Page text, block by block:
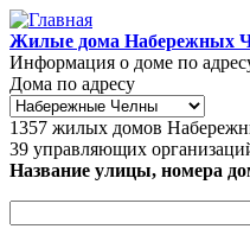
Перейти к основному
Жилые дома Набережных
Информация о доме по
Дома по адресу
1357 жилых домов
39 управляющих
Название улицы, номера